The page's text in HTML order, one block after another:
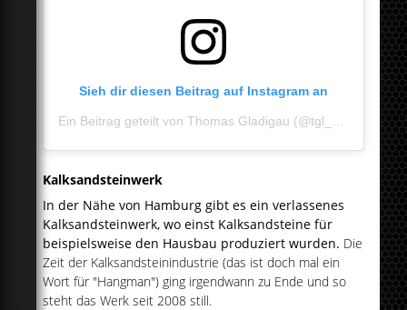
Sieh dir diesen Beitrag auf Instagram an
am
Kalksandsteinwerk
In der Nähe von Hamburg gibt es ein verlassenes
Kalksandsteinwerk, wo einst Kalksandsteine für
beispielsweise den Hausbau produziert wurden. Die
Zeit der Kalksandsteinindustrie (das ist doch mal ein
Wort für "Hangman") ging irgendwann zu Ende und so
steht das Werk seit 2008 still.